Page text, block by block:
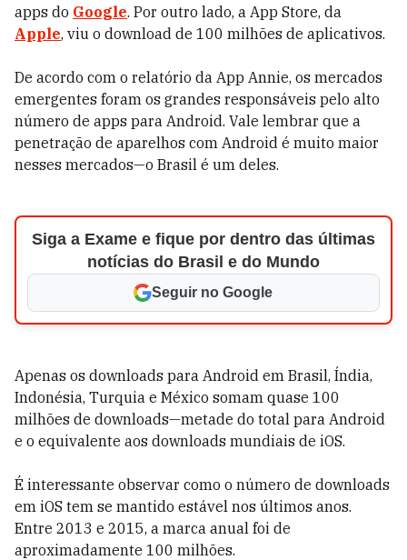
apps do Google. Por outro lado, a App Store, da
Apple, viu o download de 100 milhões de aplicativos.
De acordo com o relatório da App Annie, os mercados
emergentes foram os grandes responsáveis pelo alto
número de apps para Android. Vale lembrar que a
penetração de aparelhos com Android é muito maior
nesses mercados—o Brasil é um deles.
Siga a Exame e fique por dentro das últimas
notícias do Brasil e do Mundo
Seguir no Google
Apenas os downloads para Android em Brasil, Índia,
Indonésia, Turquia e México somam quase 100
milhões de downloads—metade do total para Android
e o equivalente aos downloads mundiais de iOS.
É interessante observar como o número de downloads
em iOS tem se mantido estável nos últimos anos.
Entre 2013 e 2015, a marca anual foi de
aproximadamente 100 milhões.